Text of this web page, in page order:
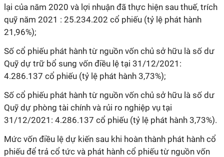
lại của năm 2020 và lợi nhuận đã thực hiện sau thuế, trích
quỹ năm 2021 : 25.234.202 cổ phiếu (tỷ lệ phát hành
21,96%);
Số cổ phiếu phát hành từ nguồn vốn chủ sở hữu là số dư
Quỹ dự trữ bổ sung vốn điều lệ tại 31/12/2021:
4.286.137 cổ phiếu (tỷ lệ phát hành 3,73%);
Số cổ phiếu phát hành từ nguồn vốn chủ sở hữu là số dư
Quỹ dự phòng tài chính và rủi ro nghiệp vụ tại
31/12/2021: 4.286.137 cổ phiếu (tỷ lệ phát hành 3,73%).
Mức vốn điều lệ dự kiến sau khi hoàn thành phát hành cổ
phiếu để trả cổ tức và phát hành cổ phiếu từ nguồn vốn